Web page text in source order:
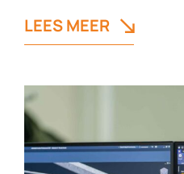
LEES MEER